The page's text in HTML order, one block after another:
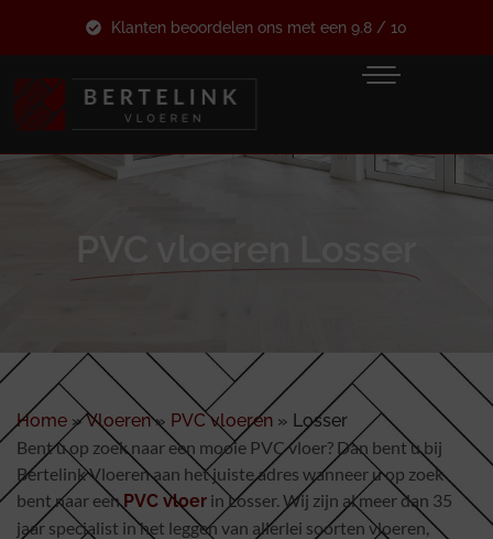
Klanten beoordelen ons met een 9.8 / 10
PVC vloeren Losser
Home »Vloeren» PVC vloeren » Losser
Bent u op zoek naar een mooie PVC vloer? Dan bent u bij
Bertelink Vloeren aan het juiste adres wanneer u op zoek
bent naar eenPVC vloer in Losser. Wij zijn al meer dan 35
jaar specialist in het leggen van allerlei soorten vloeren,